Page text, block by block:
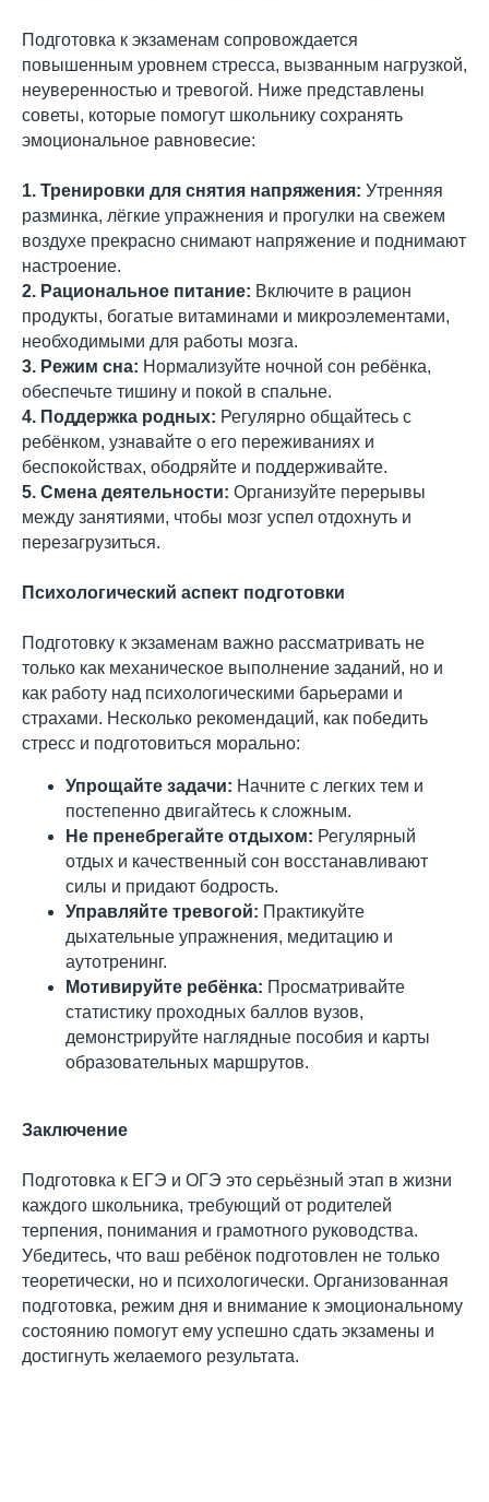
Подготовка к экзаменам сопровождается
повышенным уровнем стресса, вызванным нагрузкой,
неуверенностью и тревогой. Ниже представлены
советы, которые помогут школьнику сохранять
эмоциональное равновесие:
1. Тренировки для снятия напряжения: Утренняя
разминка, лёгкие упражнения и прогулки на свежем
воздухе прекрасно снимают напряжение и поднимают
настроение.
2. Рациональное питание: Включите в рацион
продукты, богатые витаминами и микроэлементами,
необходимыми для работы мозга.
3. Режим сна: Нормализуйте ночной сон ребёнка,
обеспечьте тишину и покой в спальне.
4. Поддержка родных: Регулярно общайтесь с
ребёнком, узнавайте о его переживаниях и
беспокойствах, ободряйте и поддерживайте.
5. Смена деятельности: Организуйте перерывы
между занятиями, чтобы мозг успел отдохнуть и
перезагрузиться.
Психологический аспект подготовки
Подготовку к экзаменам важно рассматривать не
только как механическое выполнение заданий, но и
как работу над психологическими барьерами и
страхами. Несколько рекомендаций, как победить
стресс и подготовиться морально:
Упрощайте задачи: Начните с легких тем и
постепенно двигайтесь к сложным.
Не пренебрегайте отдыхом: Регулярный
отдых и качественный сон восстанавливают
силы и придают бодрость.
Управляйте тревогой: Практикуйте
дыхательные упражнения, медитацию и
аутотренинг.
Мотивируйте ребёнка: Просматривайте
статистику проходных баллов вузов,
демонстрируйте наглядные пособия и карты
образовательных маршрутов.
Заключение
Подготовка к ЕГЭ и ОГЭ это серьёзный этап в жизни
каждого школьника, требующий от родителей
терпения, понимания и грамотного руководства.
Убедитесь, что ваш ребёнок подготовлен не только
теоретически, но и психологически. Организованная
подготовка, режим дня и внимание к эмоциональному
состоянию помогут ему успешно сдать экзамены и
достигнуть желаемого результата.